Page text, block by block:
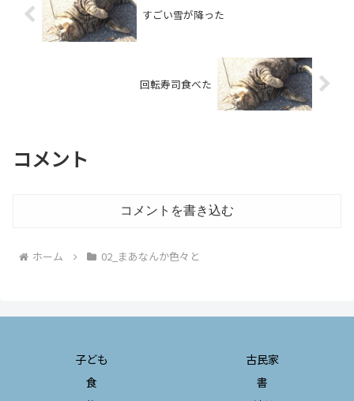
すごい雪が降った
回転寿司食べた
コメント
コメントを書き込む
ホーム 02_まあなんか色々と
子ども
古民家
食
書